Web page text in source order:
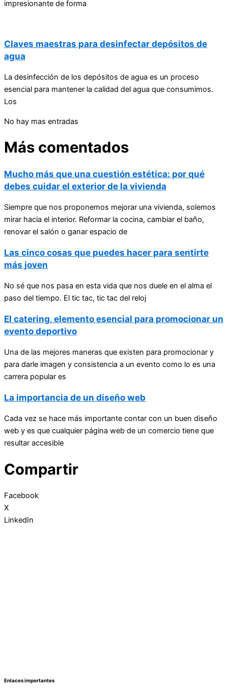
impresionante de forma
Claves maestras para desinfectar depósitos de
agua
La desinfección de los depósitos de agua es un proceso
esencial para mantener la calidad del agua que consumimos.
Los
No hay mas entradas
Más comentados
Mucho más que una cuestión estética: por qué
debes cuidar el exterior de la vivienda
Siempre que nos proponemos mejorar una vivienda, solemos
mirar hacia el interior. Reformar la cocina, cambiar el baño,
renovar el salón o ganar espacio de
Las cinco cosas que puedes hacer para sentirte
más joven
No sé que nos pasa en esta vida que nos duele en el alma el
paso del tiempo. El tic tac, tic tac del reloj
El catering, elemento esencial para promocionar un
evento deportivo
Una de las mejores maneras que existen para promocionar y
para darle imagen y consistencia a un evento como lo es una
carrera popular es
La importancia de un diseño web
Cada vez se hace más importante contar con un buen diseño
web y es que cualquier página web de un comercio tiene que
resultar accesible
Compartir
Facebook
X
LinkedIn
Enlaces importantes